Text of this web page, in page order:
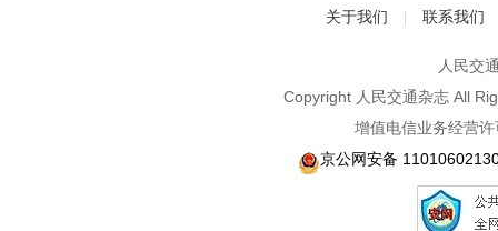
关于我们 联系我们
人民交
Copyright 人民交通杂志 All
增值电信业务经营
京公网安备